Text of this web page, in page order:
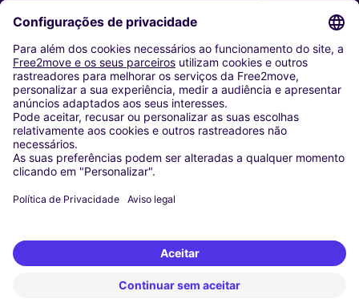
NOSSAS CIDADES
Washington DC
Milan
Rome
Turin
Vienna
Berlin
Cologne
Dusseldorf
Frankfurt
Munich